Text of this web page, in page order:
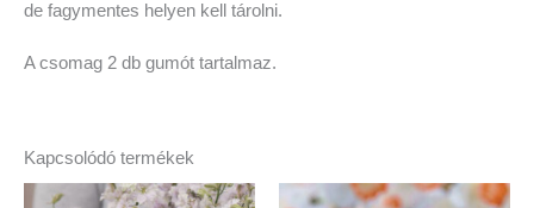
de fagymentes helyen kell tárolni.
A csomag 2 db gumót tartalmaz.
Kapcsolódó termékek